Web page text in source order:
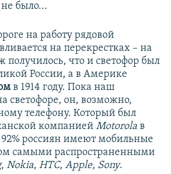
не было...
на работу рядовой
на перекрестках – на
получилось, что и светофор был
России, а в Америке
в 1914 году. Пока наш
светофоре, он, возможно,
телефону. Который был
компанией Motorola в
92% россиян имеют мобильные
самыми распространенными
, Nokia, HTC, Apple, Sony.